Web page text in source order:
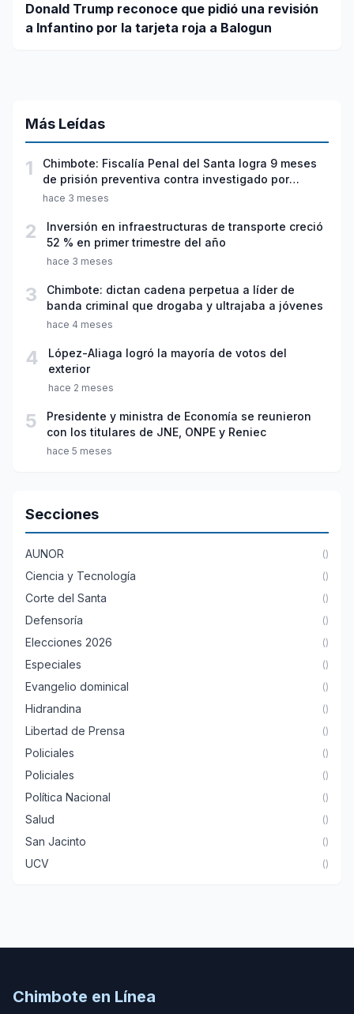
Donald Trump reconoce que pidió una revisión
a Infantino por la tarjeta roja a Balogun
Más Leídas
1
Chimbote: Fiscalía Penal del Santa logra 9 meses
de prisión preventiva contra investigado por
violación sexual y tentativa de feminicidio
hace 3 meses
2
Inversión en infraestructuras de transporte creció
52 % en primer trimestre del año
hace 3 meses
3
Chimbote: dictan cadena perpetua a líder de
banda criminal que drogaba y ultrajaba a jóvenes
hace 4 meses
4
López-Aliaga logró la mayoría de votos del
exterior
hace 2 meses
5
Presidente y ministra de Economía se reunieron
con los titulares de JNE, ONPE y Reniec
hace 5 meses
Secciones
AUNOR ()
Ciencia y Tecnología ()
Corte del Santa ()
Defensoría ()
Elecciones 2026 ()
Especiales ()
Evangelio dominical ()
Hidrandina ()
Libertad de Prensa ()
Policiales ()
Policiales ()
Política Nacional ()
Salud ()
San Jacinto ()
UCV ()
Chimbote en Línea